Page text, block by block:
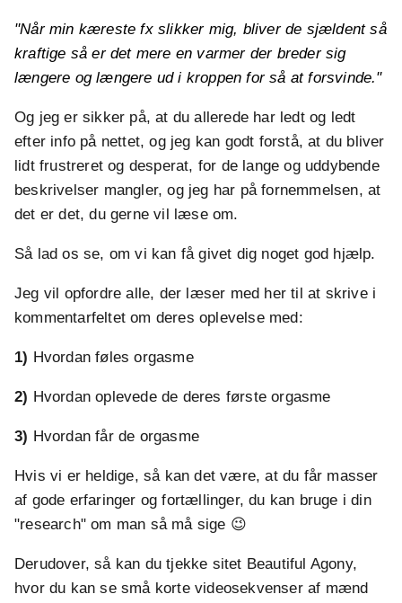
"Når min kæreste fx slikker mig, bliver de sjældent så
kraftige så er det mere en varmer der breder sig
længere og længere ud i kroppen for så at forsvinde."
Og jeg er sikker på, at du allerede har ledt og ledt
efter info på nettet, og jeg kan godt forstå, at du bliver
lidt frustreret og desperat, for de lange og uddybende
beskrivelser mangler, og jeg har på fornemmelsen, at
det er det, du gerne vil læse om.
Så lad os se, om vi kan få givet dig noget god hjælp.
Jeg vil opfordre alle, der læser med her til at skrive i
kommentarfeltet om deres oplevelse med:
1) Hvordan føles orgasme
2) Hvordan oplevede de deres første orgasme
3) Hvordan får de orgasme
Hvis vi er heldige, så kan det være, at du får masser
af gode erfaringer og fortællinger, du kan bruge i din
"research" om man så må sige 😉
Derudover, så kan du tjekke sitet Beautiful Agony,
hvor du kan se små korte videosekvenser af mænd